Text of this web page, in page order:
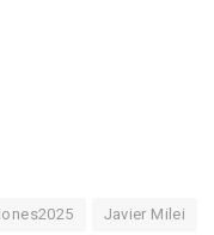
Javier Milei